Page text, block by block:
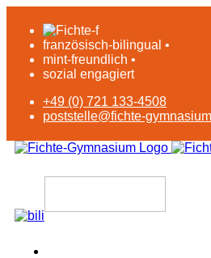
französisch-bilingual •
mint-freundlich •
sozial engagiert
+49 (0) 721 133-4508
poststelle@fichte-